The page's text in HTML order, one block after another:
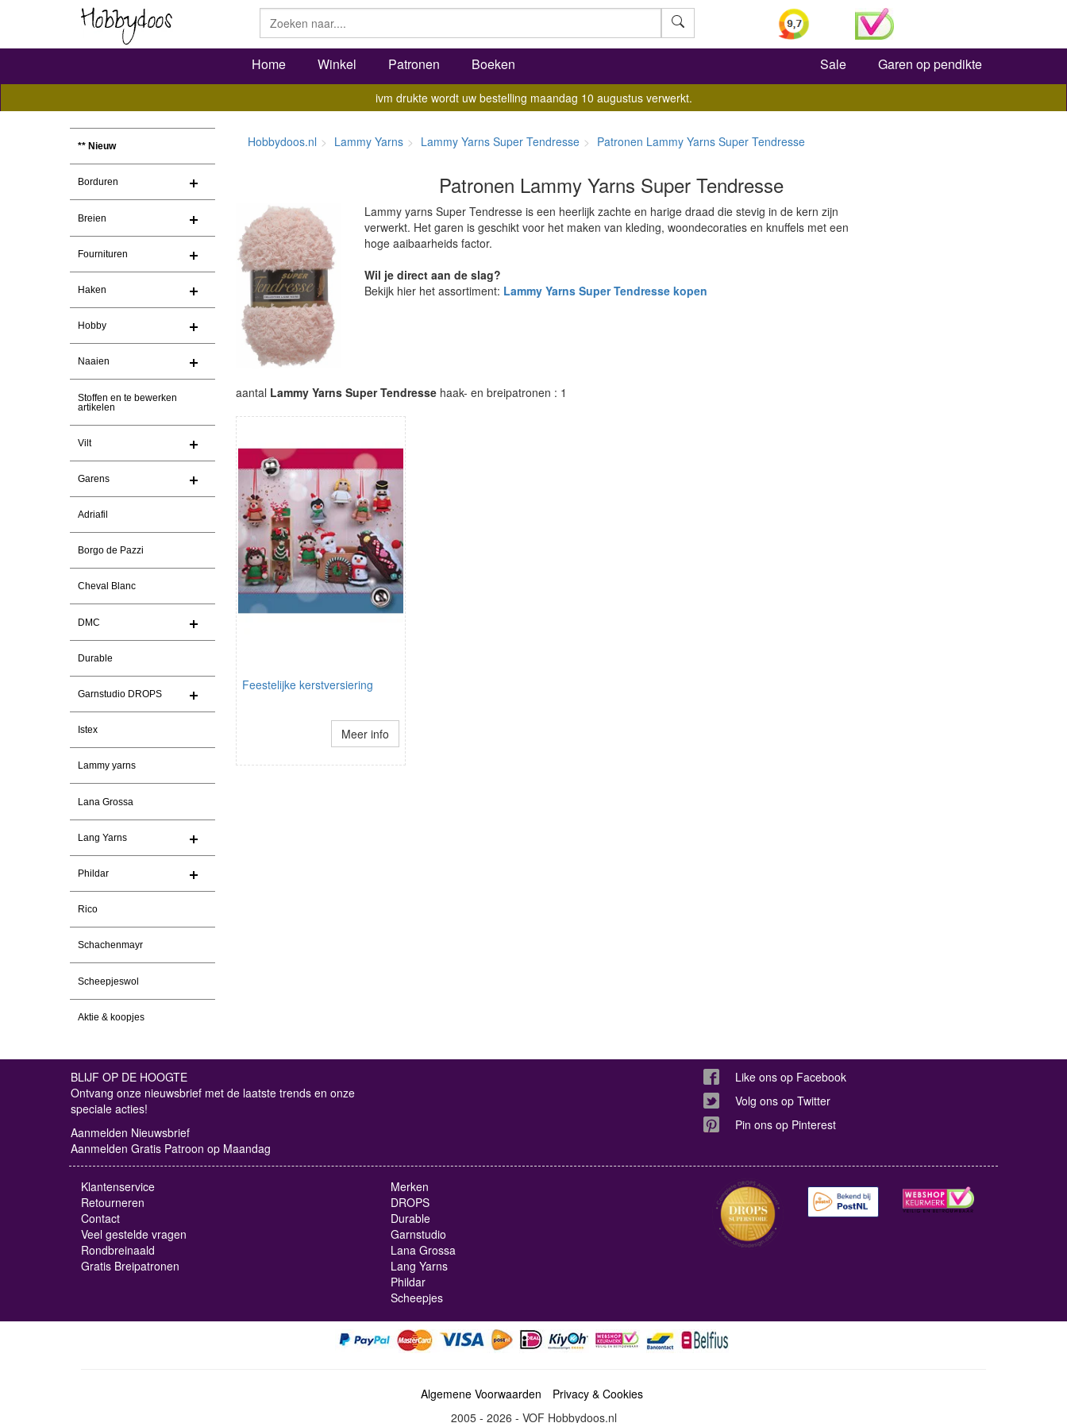
Zoeken
Home Winkel Patronen Boeken Sale Garen op pendikte
ivm drukte wordt uw bestelling maandag 10 augustus verwerkt.
** Nieuw
Borduren
Breien
Fournituren
Haken
Hobby
Naaien
Stoffen en te bewerken
artikelen
Vilt
Garens
Adriafil
Borgo de Pazzi
Cheval Blanc
DMC
Durable
Garnstudio DROPS
Istex
Lammy yarns
Lana Grossa
Lang Yarns
Phildar
Rico
Schachenmayr
Scheepjeswol
Aktie & koopjes
Hobbydoos.nl Lammy Yarns Lammy Yarns Super Tendresse Patronen Lammy Yarns Super Tendresse
Patronen Lammy Yarns Super Tendresse
Lammy yarns Super Tendresse is een heerlijk zachte en harige draad die stevig in de kern zijn
verwerkt. Het garen is geschikt voor het maken van kleding, woondecoraties en knuffels met een
hoge aaibaarheids factor.
Wil je direct aan de slag?
Bekijk hier het assortiment: Lammy Yarns Super Tendresse kopen
aantal Lammy Yarns Super Tendresse haak- en breipatronen : 1
Feestelijke kerstversiering
Meer info
BLIJF OP DE HOOGTE
Ontvang onze nieuwsbrief met de laatste trends en onze
speciale acties!
Aanmelden Nieuwsbrief
Aanmelden Gratis Patroon op Maandag
Like ons op Facebook
Volg ons op Twitter
Pin ons op Pinterest
Klantenservice
Retourneren
Contact
Veel gestelde vragen
Rondbreinaald
Gratis Breipatronen
Merken
DROPS
Durable
Garnstudio
Lana Grossa
Lang Yarns
Phildar
Scheepjes
Algemene Voorwaarden
Privacy & Cookies
2005 - 2026 - VOF Hobbydoos.nl